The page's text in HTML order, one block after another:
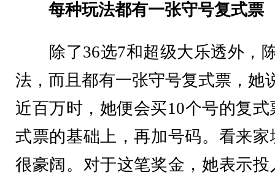
每种玩法都有一张守号复式票
除了36选7和超级大乐透外，陈
法，而且都有一张守号复式票，她
近百万时，她便会买10个号的复
式票的基础上，再加号码。看来
很豪阔。对于这笔奖金，她表示